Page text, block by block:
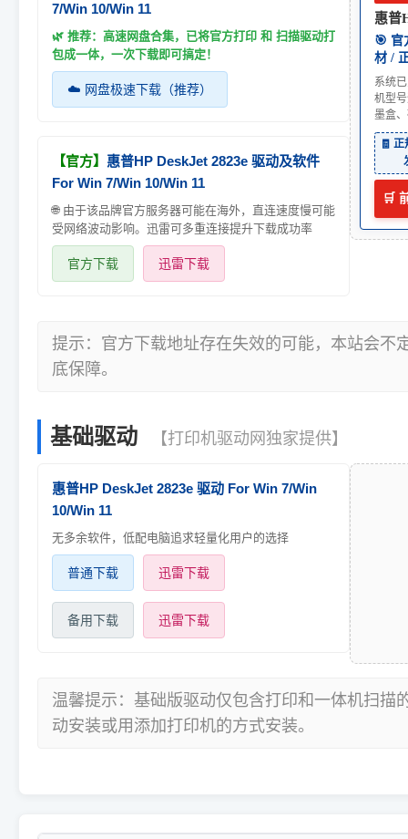
7/Win 10/Win 11
🌿 推荐：高速网盘合集，已将官方打印 和 扫描驱动打
包成一体，一次下载即可搞定！
☁️ 网盘极速下载（推荐）
【官方】 惠普HP DeskJet 2823e 驱动及软件
For Win 7/Win 10/Win 11
🌐 由于该品牌官方服务器可能在海外，直连速度慢可能
受网络波动影响。迅雷可多重连接提升下载成功率
官方下载 迅雷下载
惠普
🎯 官
材 /
系统
机型
墨盒
🧾
🛒
提示：官方下载地址存在失效的可能，本站会不
底保障。
基础驱动 【打印机驱动网独家提供】
惠普HP DeskJet 2823e 驱动 For Win 7/Win
10/Win 11
无多余软件，低配电脑追求轻量化用户的选择
普通下载 迅雷下载
备用下载 迅雷下载
温馨提示：基础版驱动仅包含打印和一体机扫描
动安装或用添加打印机的方式安装。